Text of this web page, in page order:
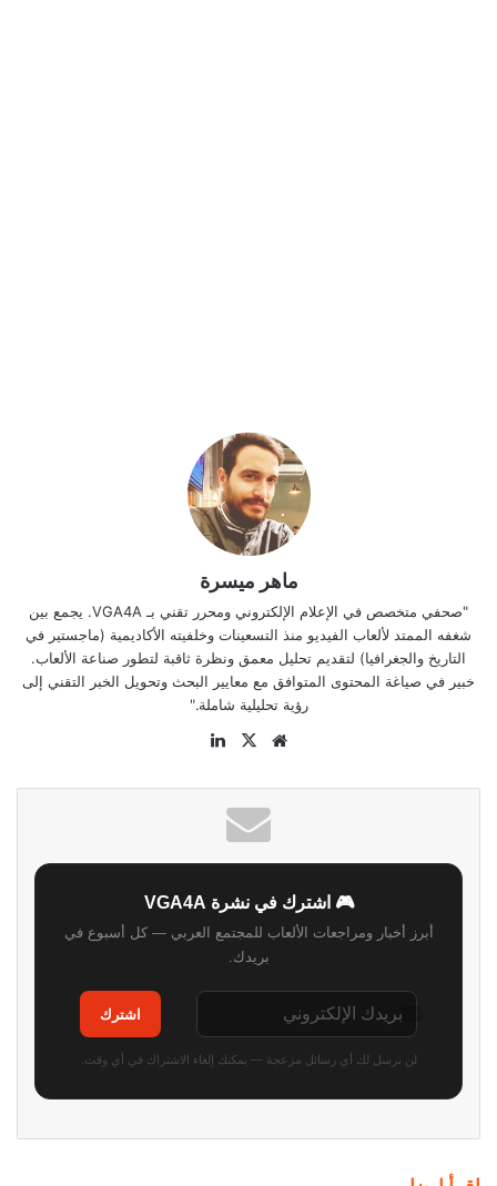
ماهر ميسرة
"صحفي متخصص في الإعلام الإلكتروني ومحرر تقني بـ VGA4A. يجمع بين
شغفه الممتد لألعاب الفيديو منذ التسعينات وخلفيته الأكاديمية (ماجستير في
التاريخ والجغرافيا) لتقديم تحليل معمق ونظرة ثاقبة لتطور صناعة الألعاب.
خبير في صياغة المحتوى المتوافق مع معايير البحث وتحويل الخبر التقني إلى
رؤية تحليلية شاملة."
موقع
‫X
🎮 اشترك في نشرة VGA4A
أبرز أخبار ومراجعات الألعاب للمجتمع العربي — كل أسبوع في
بريدك.
اشترك
لن نرسل لك أي رسائل مزعجة — يمكنك إلغاء الاشتراك في أي وقت.